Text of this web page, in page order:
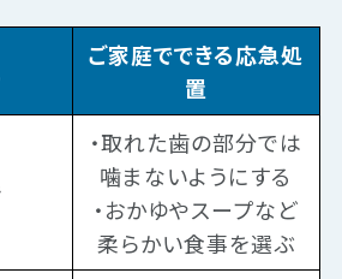
ご家庭でできる応急処
置
・取れた歯の部分では
噛まないようにする
・おかゆやスープなど
柔らかい食事を選ぶ